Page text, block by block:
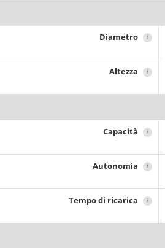
Diametro i
Altezza i
Capacità i
Autonomia i
Tempo di ricarica i